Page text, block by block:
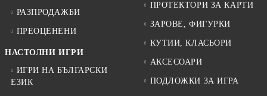
РАЗПРОДАЖБИ
ПРЕОЦЕНЕНИ
НАСТОЛНИ ИГРИ
ИГРИ НА БЪЛГАРСКИ
ЕЗИК
ПРОТЕКТОРИ ЗА КАРТИ
ЗАРОВЕ, ФИГУРКИ
КУТИИ, КЛАСЬОРИ
АКСЕСОАРИ
ПОДЛОЖКИ ЗА ИГРА